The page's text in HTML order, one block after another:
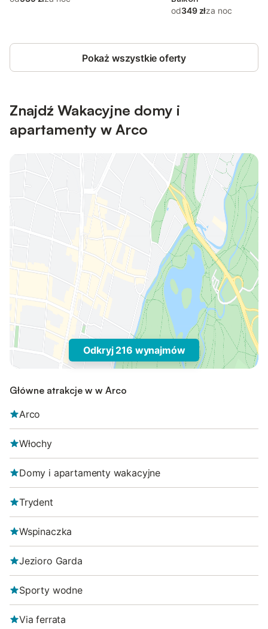
od349 złza noc
Pokaż wszystkie oferty
Znajdź Wakacyjne domy i
apartamenty w Arco
Odkryj 216 wynajmów
Główne atrakcje w w Arco
Arco
Włochy
Domy i apartamenty wakacyjne
Trydent
Wspinaczka
Jezioro Garda
Sporty wodne
Via ferrata